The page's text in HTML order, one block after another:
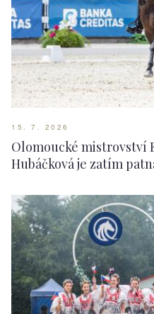
15. 7. 2026
Olomoucké mistrovství
Hubáčková je zatím